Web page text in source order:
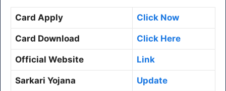
Card Apply Click Now
Card Download Click Here
Official Website Link
Sarkari Yojana Update